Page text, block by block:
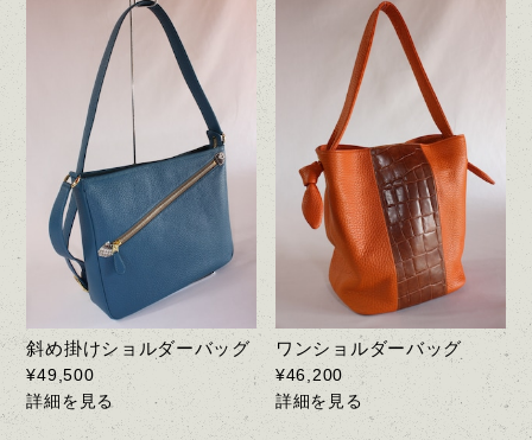
斜め掛けショルダーバッグ
¥49,500
詳細を見る
ワンショルダーバッグ
¥46,200
詳細を見る